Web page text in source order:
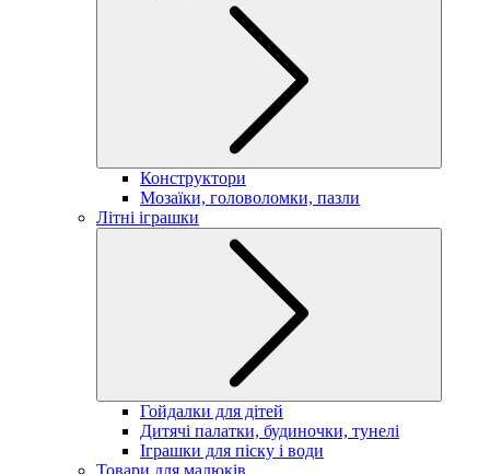
Конструктори
Мозаїки, головоломки, пазли
Літні іграшки
Гойдалки для дітей
Дитячі палатки, будиночки, тунелі
Іграшки для піску і води
Товари для малюків